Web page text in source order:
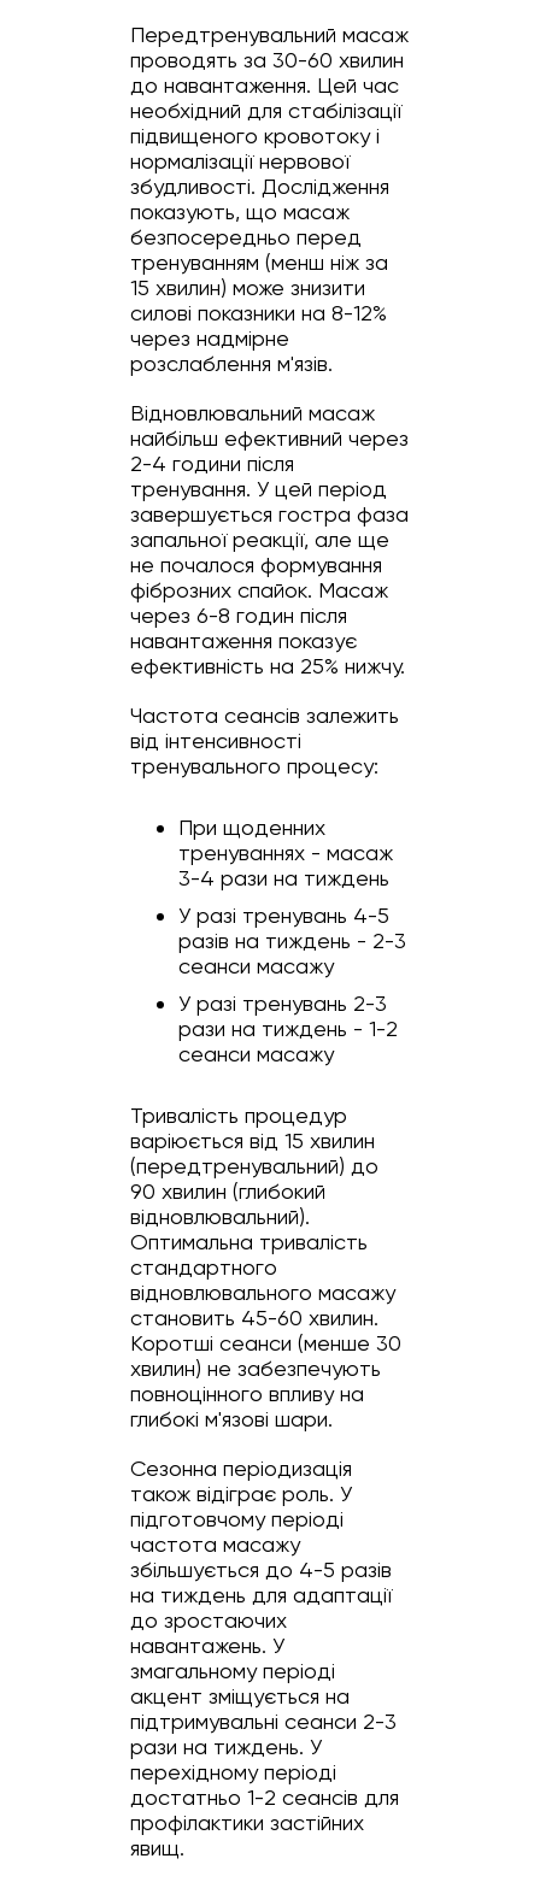
Передтренувальний масаж
проводять за 30-60 хвилин
до навантаження. Цей час
необхідний для стабілізації
підвищеного кровотоку і
нормалізації нервової
збудливості. Дослідження
показують, що масаж
безпосередньо перед
тренуванням (менш ніж за
15 хвилин) може знизити
силові показники на 8-12%
через надмірне
розслаблення м'язів.
Відновлювальний масаж
найбільш ефективний через
2-4 години після
тренування. У цей період
завершується гостра фаза
запальної реакції, але ще
не почалося формування
фіброзних спайок. Масаж
через 6-8 годин після
навантаження показує
ефективність на 25% нижчу.
Частота сеансів залежить
від інтенсивності
тренувального процесу:
При щоденних
тренуваннях - масаж
3-4 рази на тиждень
У разі тренувань 4-5
разів на тиждень - 2-3
сеанси масажу
У разі тренувань 2-3
рази на тиждень - 1-2
сеанси масажу
Тривалість процедур
варіюється від 15 хвилин
(передтренувальний) до
90 хвилин (глибокий
відновлювальний).
Оптимальна тривалість
стандартного
відновлювального масажу
становить 45-60 хвилин.
Коротші сеанси (менше 30
хвилин) не забезпечують
повноцінного впливу на
глибокі м'язові шари.
Сезонна періодизація
також відіграє роль. У
підготовчому періоді
частота масажу
збільшується до 4-5 разів
на тиждень для адаптації
до зростаючих
навантажень. У
змагальному періоді
акцент зміщується на
підтримувальні сеанси 2-3
рази на тиждень. У
перехідному періоді
достатньо 1-2 сеансів для
профілактики застійних
явищ.